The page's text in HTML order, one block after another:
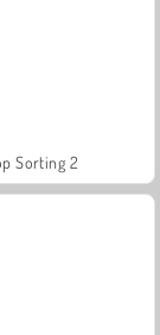
Sorting 2